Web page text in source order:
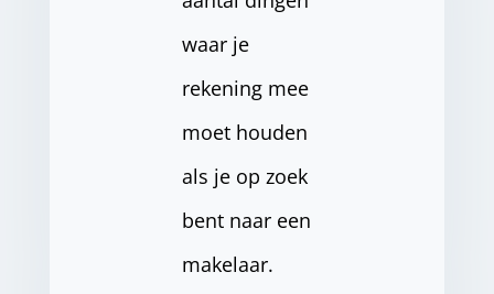
waar je
rekening mee
moet houden
als je op zoek
bent naar een
makelaar.